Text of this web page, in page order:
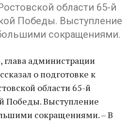
области 65-й
Победы. Выступление
сокращениями.
администрации
о подготовке к
области 65-й
Победы. Выступление
сокращениями. – В